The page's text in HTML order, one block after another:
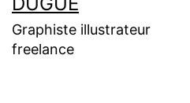
Graphiste illustrateur
freelance